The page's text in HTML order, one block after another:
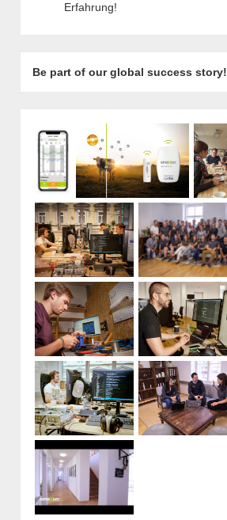
Erfahrung!
Be part of our global success story!